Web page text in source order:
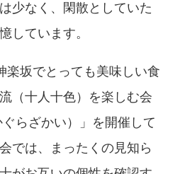
少なく、閑散としていた
しています。
楽坂でとっても美味しい食
（十人十色）を楽しむ会
らざかい）」を開催して
では、まったくの見知ら